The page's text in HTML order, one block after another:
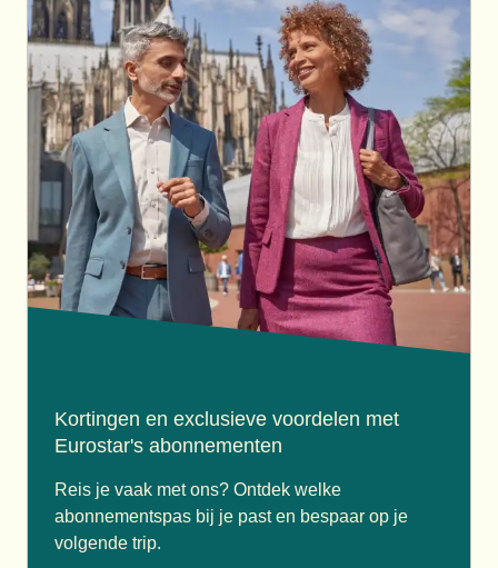
Kortingen en exclusieve voordelen met
Eurostar's abonnementen
Reis je vaak met ons? Ontdek welke
abonnementspas bij je past en bespaar op je
volgende trip.